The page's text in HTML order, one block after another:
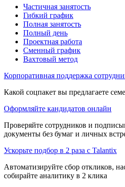
Частичная занятость
Гибкий график
Полная занятость
Полный день
Проектная работа
Сменный график
Вахтовый метод
Корпоративная поддержка
Какой соцпакет вы предлагаете
Оформляйте кандидатов онлайн
Проверяйте сотрудников и
документы без бумаг и личных
Ускорьте подбор в 2 раза с Talantix
Автоматизируйте сбор откликов,
собирайте аналитику в 2 клика